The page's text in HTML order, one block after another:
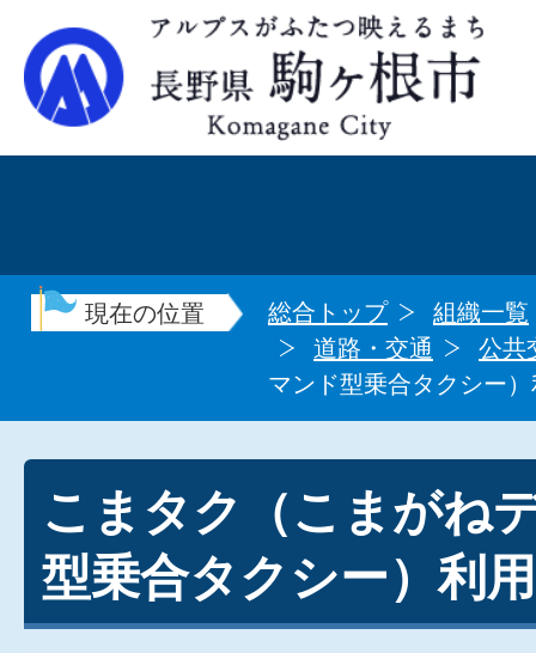
現在の位置 総合トップ
組織一覧
道路・交通
公共
マンド型乗合タクシー
こまタク（こまがね
型乗合タクシー）利